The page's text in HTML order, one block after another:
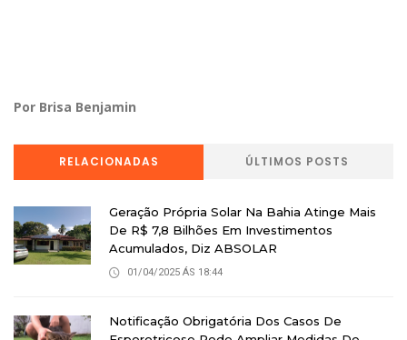
Por Brisa Benjamin
RELACIONADAS ÚLTIMOS POSTS
Geração Própria Solar Na Bahia Atinge Mais
De R$ 7,8 Bilhões Em Investimentos
Acumulados, Diz ABSOLAR
01/04/2025 ÁS 18:44
Notificação Obrigatória Dos Casos De